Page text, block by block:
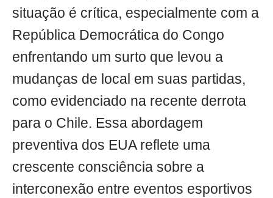
situação é crítica, especialmente com a
República Democrática do Congo
enfrentando um surto que levou a
mudanças de local em suas partidas,
como evidenciado na recente derrota
para o Chile. Essa abordagem
preventiva dos EUA reflete uma
crescente consciência sobre a
interconexão entre eventos esportivos